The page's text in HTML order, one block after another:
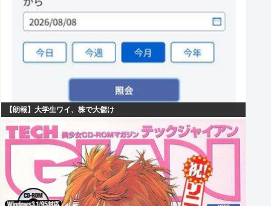
【朗報】大学生ワイ、株で大儲け